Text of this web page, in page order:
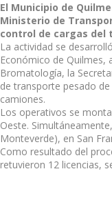
El Municipio de
Ministerio de
control de cargas del
La actividad se
Económico de Quilmes,
Bromatología, la
de transporte pesado
camiones.
Los operativos se
Oeste.
Monteverde), en San
Como resultado del
retuvieron 12 licencias,